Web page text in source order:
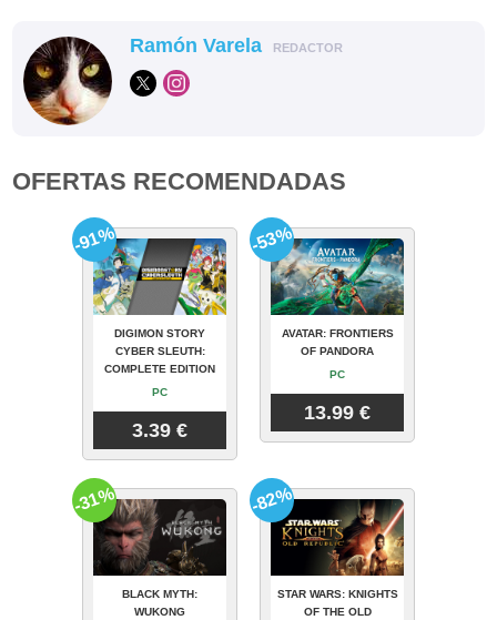
Ramón Varela REDACTOR
OFERTAS RECOMENDADAS
DIGIMON STORY
CYBER SLEUTH:
COMPLETE EDITION
PC
3.39 €
-91%
AVATAR: FRONTIERS
OF PANDORA
PC
13.99 €
-53%
BLACK MYTH:
WUKONG
-31%
STAR WARS: KNIGHTS
OF THE OLD
-82%